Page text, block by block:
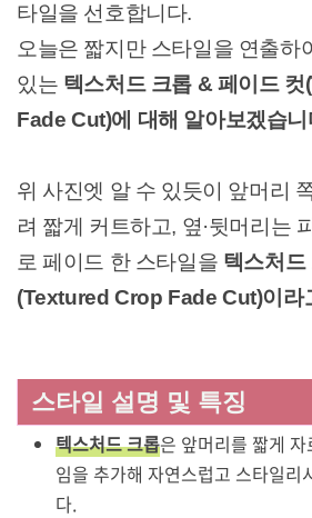
타일을 선호합니다.
오늘은 짧지만 스타일을 연출하
있는 텍스처드 크롭 & 페이드
Fade Cut)에 대해 알아보겠습니
위 사진엣 알 수 있듯이 앞머리
려 짧게 커트하고, 옆·뒷머리는
로 페이드 한 스타일을 텍스처드
(Textured Crop Fade Cut)이라
스타일 설명 및 특징
텍스처드 크롭은 앞머리를 짧게
임을 추가해 자연스럽고 스타일리
다.